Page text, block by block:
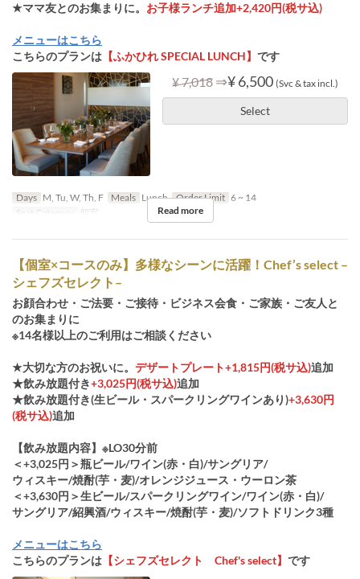
★ママ友とのお集まりに。 お子様ランチ追加+2,420円(税サ込)
メニューはこちら
こちらのプランは 【ふかひれ SPECIAL LUNCH】 です
¥ 7,018 ⇒¥ 6,500 (Svc & tax incl.)
Select
Days M, Tu, W, Th, F Meals Lunch Order Limit 6 ~ 14
Seat Category
個室 Read more
【個室×コースのみ】多様なシーンに活躍！Chef’s select –
シェフズセレクト–
お顔合わせ・ご法要・ご接待・ビジネス会食・ご家族・ご友人と
のお集まりに
※14名様以上のご利用はご相談ください
★大切な方のお祝いに。 デザートプレート+1,815円(税サ込)追加
★飲み放題付き+3,025円(税サ込)追加
★飲み放題付き(生ビール・スパークリングワインあり)+3,630円
(税サ込)追加
【飲み放題内容】※LO30分前
＜+3,025円＞瓶ビール/ワイン(赤・白)/サングリア/
ウィスキー/焼酎(芋・麦)/オレンジジュース・ウーロン茶
＜+3,630円＞生ビール/スパークリングワイン/ワイン(赤・白)/
サングリア/紹興酒/ウィスキー/焼酎(芋・麦)/ソフトドリンク3種
メニューはこちら
こちらのプランは 【シェフズセレクト Chef's select】 です